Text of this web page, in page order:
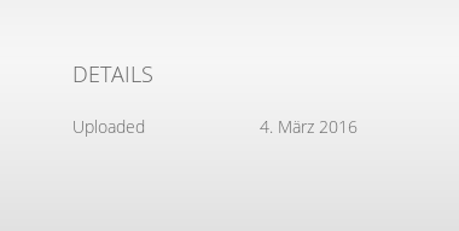
DETAILS
Uploaded 4. März 2016